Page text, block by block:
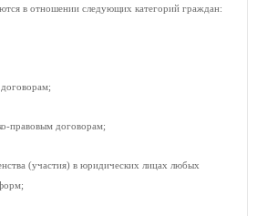
в отношении следующих категорий граждан:
правовым договорам;
(участия) в юридических лицах любых